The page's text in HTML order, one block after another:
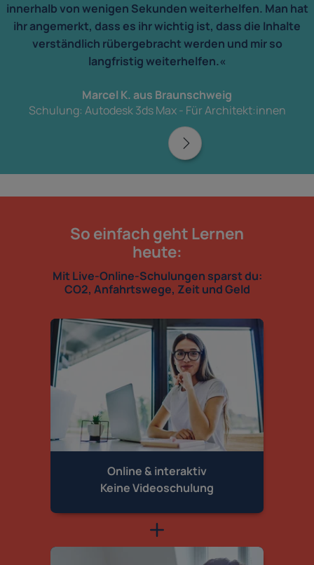
innerhalb von wenigen Sekunden weiterhelfen. Man hat
ihr angemerkt, dass es ihr wichtig ist, dass die Inhalte
verständlich rübergebracht werden und mir so
langfristig weiterhelfen.«
Marcel K. aus Braunschweig
Schulung: Autodesk 3ds Max - Für Architekt:innen
So einfach geht Lernen
heute:
Mit Live-Online-Schulungen sparst du:
CO2, Anfahrtswege, Zeit und Geld
Online & interaktiv
Keine Videoschulung